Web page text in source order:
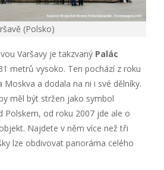
(Polsko)
Varšavy je takzvaný Palác
metrů vysoko. Ten pochází z roku
Moskva a dodala na ni i své dělníky.
měl být stržen jako symbol
Polskem, od roku 2007 jde ale o
Najdete v něm více než tři
lze obdivovat panoráma celého